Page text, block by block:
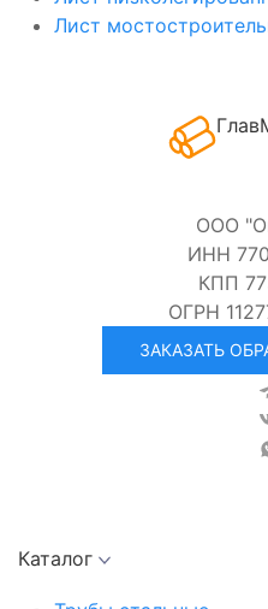
Лист
ООО
ИНН
КПП
ОГРН
ЗАКАЗАТЬ
Каталог